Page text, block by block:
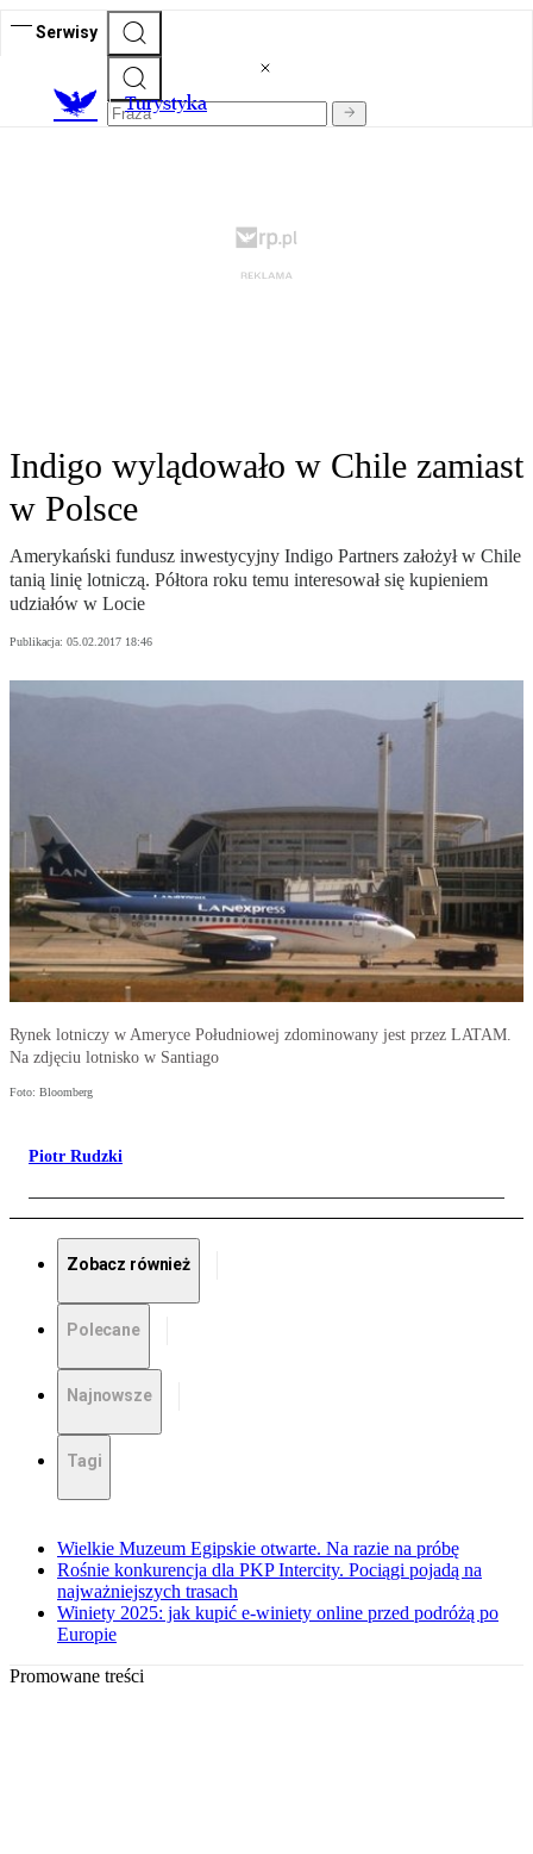
Serwisy
Turystyka
Indigo wylądowało w Chile zamiast
w Polsce
Amerykański fundusz inwestycyjny Indigo Partners założył w Chile
tanią linię lotniczą. Półtora roku temu interesował się kupieniem
udziałów w Locie
Publikacja: 05.02.2017 18:46
Rynek lotniczy w Ameryce Południowej zdominowany jest przez LATAM.
Na zdjęciu lotnisko w Santiago
Foto: Bloomberg
Piotr Rudzki
Zobacz również
Polecane
Najnowsze
Tagi
Wielkie Muzeum Egipskie otwarte. Na razie na próbę
Rośnie konkurencja dla PKP Intercity. Pociągi pojadą na
najważniejszych trasach
Winiety 2025: jak kupić e-winiety online przed podróżą po
Europie
Promowane treści